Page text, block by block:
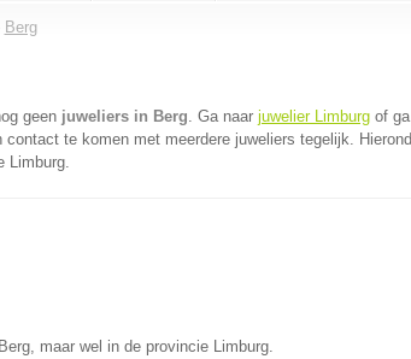
Berg
geen juweliers in Berg. Ga naar juwelier Limburgof ga
te komen met meerdere juweliers tegelijk.
Limburg.
maar wel in de provincie Limburg.